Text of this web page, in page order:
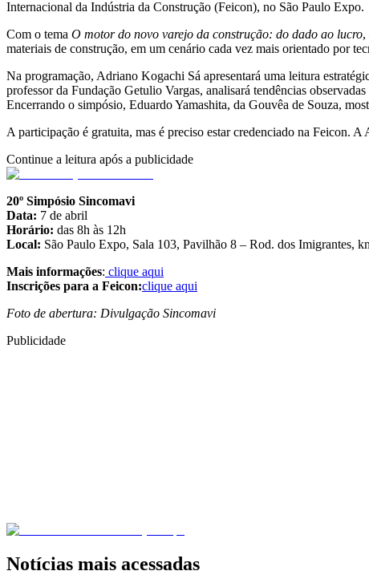
Internacional da Indústria da Construção (Feicon), no São Paulo Expo.
Com o tema O motor do novo varejo da construção: do dado ao lucro,
materiais de construção, em um cenário cada vez mais orientado por
Na programação, Adriano Kogachi Sá apresentará uma leitura
professor da Fundação Getulio Vargas, analisará tendências
Encerrando o simpósio, Eduardo Yamashita, da Gouvêa de Souza,
A participação é gratuita, mas é preciso estar credenciado na Feicon.
Continue a leitura após a publicidade
20º Simpósio Sincomavi
Data: 7 de abril
Horário: das 8h às 12h
Local: São Paulo Expo, Sala 103, Pavilhão 8 – Rod. dos Imigrantes,
Mais informações: clique aqui
Inscrições para a Feicon:clique aqui
Foto de abertura: Divulgação Sincomavi
Publicidade
Notícias mais acessadas